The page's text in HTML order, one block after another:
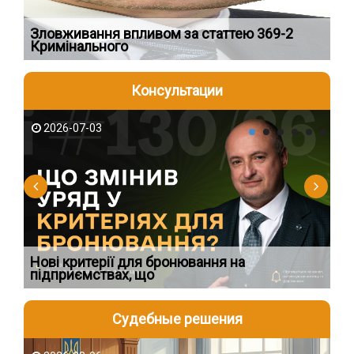
Зловживання впливом за статтею 369-2
Кримінального
Консультации
2026-07-03
Нові критерії для бронювання на
підприємствах, що
Судебные решения